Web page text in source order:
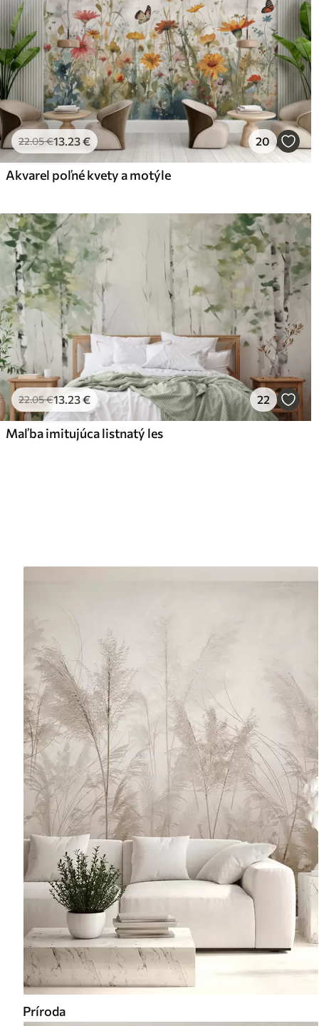
22.05€13 .23€ 20
Akvarel poľné kvety a motýle
22.05€13.23€ 22
Maľba imitujúca listnatý les
Príroda